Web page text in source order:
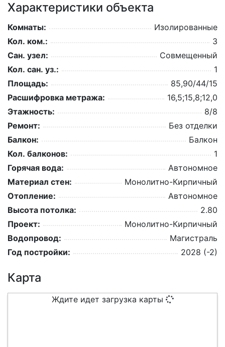
Характеристики объекта
Комнаты:
Изолированные
Кол. ком.:
3
Сан. узел:
Совмещенный
Кол. сан. уз.:
1
Площадь:
85,90/44/15
Расшифровка метража:
16,5;15,8;12,0
Этажность:
8/8
Ремонт:
Без отделки
Балкон:
Балкон
Кол. балконов:
1
Горячая вода:
Автономное
Материал стен:
Монолитно-Кирпичный
Отопление:
Автономное
Высота потолка:
2.80
Проект:
Монолитно-Кирпичный
Водопровод:
Магистраль
Год постройки:
2028 (-2)
Карта
Ждите идет загрузка карты